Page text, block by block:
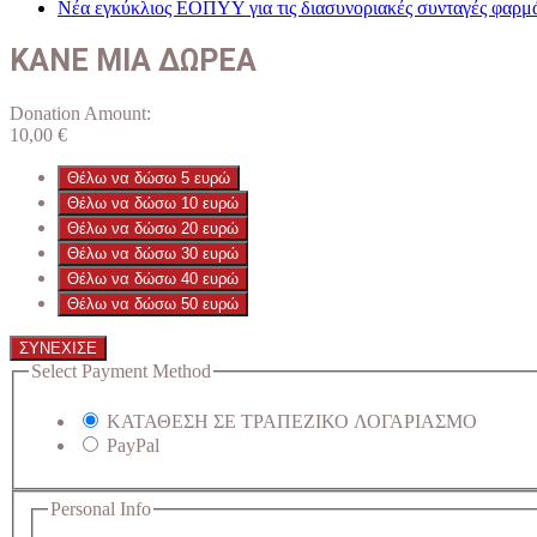
Νέα εγκύκλιος ΕΟΠΥΥ για τις διασυνοριακές συνταγές
ΚΑΝΕ ΜΙΑ ΔΩΡΕΑ
Donation Amount:
10,00 €
Θέλω να δώσω 5 ευρώ
Θέλω να δώσω 10 ευρώ
Θέλω να δώσω 20 ευρώ
Θέλω να δώσω 30 ευρώ
Θέλω να δώσω 40 ευρώ
Θέλω να δώσω 50 ευρώ
ΣΥΝΕΧΙΣΕ
Select Payment Method
ΚΑΤΑΘΕΣΗ ΣΕ ΤΡΑΠΕΖΙΚΟ ΛΟΓΑΡΙΑΣΜΟ
PayPal
Personal Info